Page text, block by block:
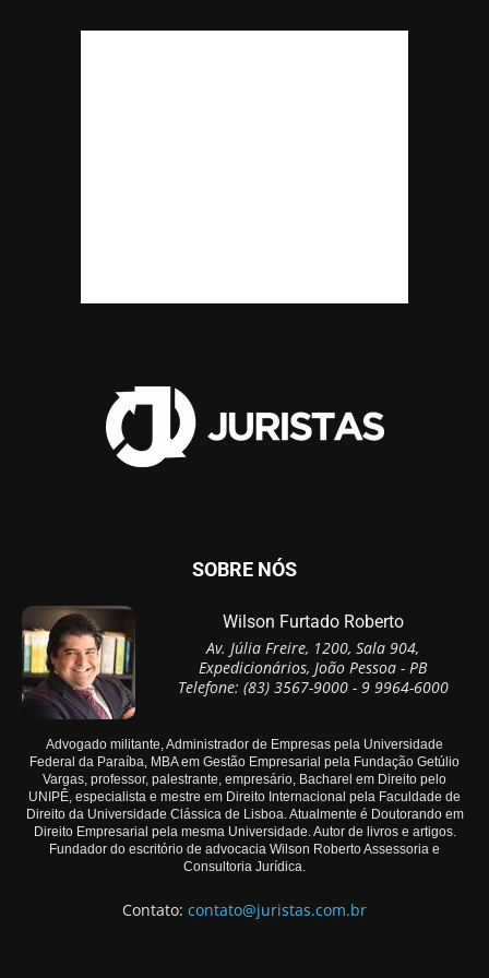
SOBRE NÓS
Wilson Furtado Roberto
Av. Júlia Freire, 1200, Sala 904,
Expedicionários, João Pessoa - PB
Telefone: (83) 3567-9000 - 9 9964-6000
Advogado militante, Administrador de Empresas pela Universidade
Federal da Paraíba, MBA em Gestão Empresarial pela Fundação Getúlio
Vargas, professor, palestrante, empresário, Bacharel em Direito pelo
UNIPÊ, especialista e mestre em Direito Internacional pela Faculdade de
Direito da Universidade Clássica de Lisboa. Atualmente é Doutorando em
Direito Empresarial pela mesma Universidade. Autor de livros e artigos.
Fundador do escritório de advocacia Wilson Roberto Assessoria e
Consultoria Jurídica.
Contato: contato@juristas.com.br